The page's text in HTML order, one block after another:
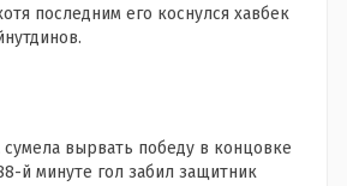
последним его коснулся хавбек
сумела вырвать победу в концовке
й минуте гол забил защитник